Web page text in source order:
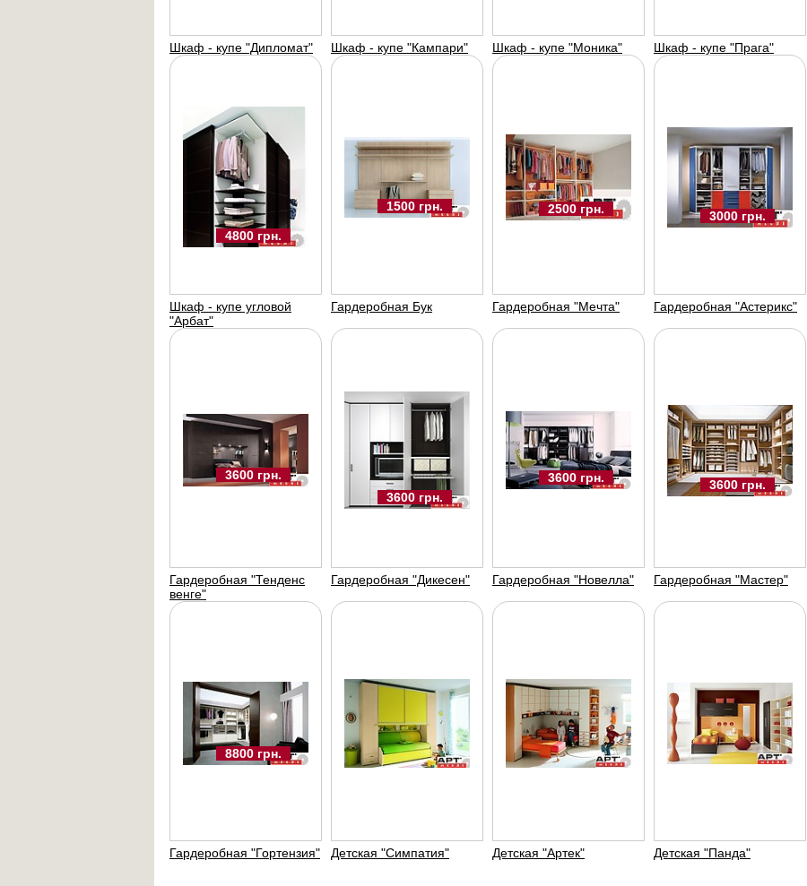
3600 UAH
"гардена"
Арт-меблі
3600 UAH
Шкаф - купе
"дипломат"
Арт-меблі
Арт-
3600 UAH 3600 UAH
1500 UAH
Шкаф - купе "Дипломат" Шкаф - купе "Кампари" Шкаф - купе "Моника" Шкаф - купе "Прага"
4800 грн.
Шкаф - купе угловой
"Арбат"
1500 грн.
Гардеробная Бук
2500 грн.
Гардеробная "Мечта"
3000 грн.
Гардеробная "Астерикс"
3600 грн.
Гардеробная "Тенденс
венге"
3600 грн.
Гардеробная "Дикесен"
3600 грн.
Гардеробная "Новелла"
3600 грн.
Гардеробная "Мастер"
8800 грн.
Гардеробная "Гортензия" Детская "Симпатия" Детская "Артек" Детская "Панда"